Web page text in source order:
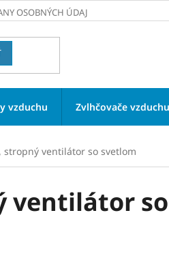
OSOBNÝCH ÚDAJOV
vzduchu Zvlhčovače vzduchu
stropný ventilátor so svetlom
ventilátor